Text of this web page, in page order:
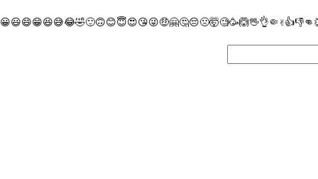
😀😃😄😁😆😅😂🤣🙂🙃😊😇😍😘😜🤑🤗🤔😔🤢🤯🧐🥳🙆🖖👌🤏✌👍👎👊